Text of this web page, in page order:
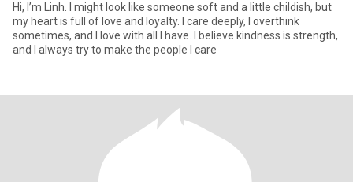
Hi, I’m Linh. I might look like someone soft and a little childish, but
my heart is full of love and loyalty. I care deeply, I overthink
sometimes, and I love with all I have. I believe kindness is strength,
and I always try to make the people I care